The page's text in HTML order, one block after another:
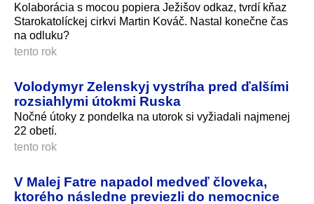
Kolaborácia s mocou popiera Ježišov odkaz, tvrdí kňaz
Starokatolíckej cirkvi Martin Kováč. Nastal konečne čas
na odluku?
tento rok
Volodymyr Zelenskyj vystríha pred ďalšími
rozsiahlymi útokmi Ruska
Nočné útoky z pondelka na utorok si vyžiadali najmenej
22 obetí.
tento rok
V Malej Fatre napadol medveď človeka,
ktorého následne previezli do nemocnice